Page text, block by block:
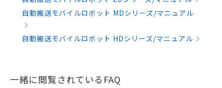
自動搬送モバイルロボット MDシリーズ/マニュアル
自動搬送モバイルロボット HDシリーズ/マニュアル
一緒に閲覧されているFAQ